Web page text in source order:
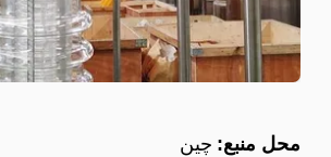
محل منبع: چین